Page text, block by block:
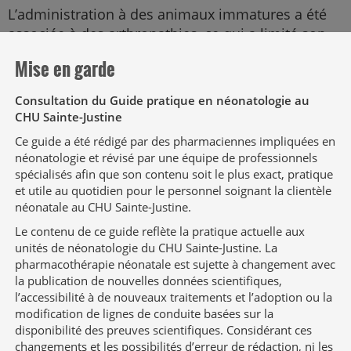
L’administration à des animaux immatures a été
associée à des arthropathies, ce qui a limité son
obstétrique; l’arthropathie n’a pas été rapportée à
ce jour chez les nouveau-nés traités par la
ciprofloxacine, mais le recul clinique demeure
limité; des effets indésirables musculaires,
nerveux périphériques (p. ex. : fourmillements) ou
centraux (p. ex. : confusion) et des tendinopathies
ont été rapportés dans la population pédiatrique
et adulte
Suivi
Tolérance gastro-intestinale, glycémie,
BUN/créatinine, diurèse, FSC, bilan de toxicité
hépatique; un ECG de contrôle pendant le
Mise en garde
Consultation du Guide pratique en néonatologie au
CHU Sainte-Justine
Ce guide a été rédigé par des pharmaciennes impliquées en
néonatologie et révisé par une équipe de professionnels
spécialisés afin que son contenu soit le plus exact, pratique
et utile au quotidien pour le personnel soignant la clientèle
néonatale au CHU Sainte-Justine.
Le contenu de ce guide reflète la pratique actuelle aux
unités de néonatologie du CHU Sainte-Justine. La
pharmacothérapie néonatale est sujette à changement avec
la publication de nouvelles données scientifiques,
l’accessibilité à de nouveaux traitements et l’adoption ou la
modification de lignes de conduite basées sur la
disponibilité des preuves scientifiques. Considérant ces
changements et les possibilités d’erreur de rédaction, ni les